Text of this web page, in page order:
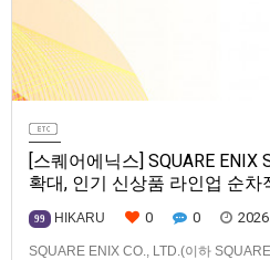
[스퀘어에닉스] SQUARE ENIX
확대, 인기 신상품 라인업 순차
99 HIKARU 0 0
SQUARE ENIX CO., LTD.(이하